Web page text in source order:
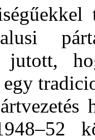
jutott,